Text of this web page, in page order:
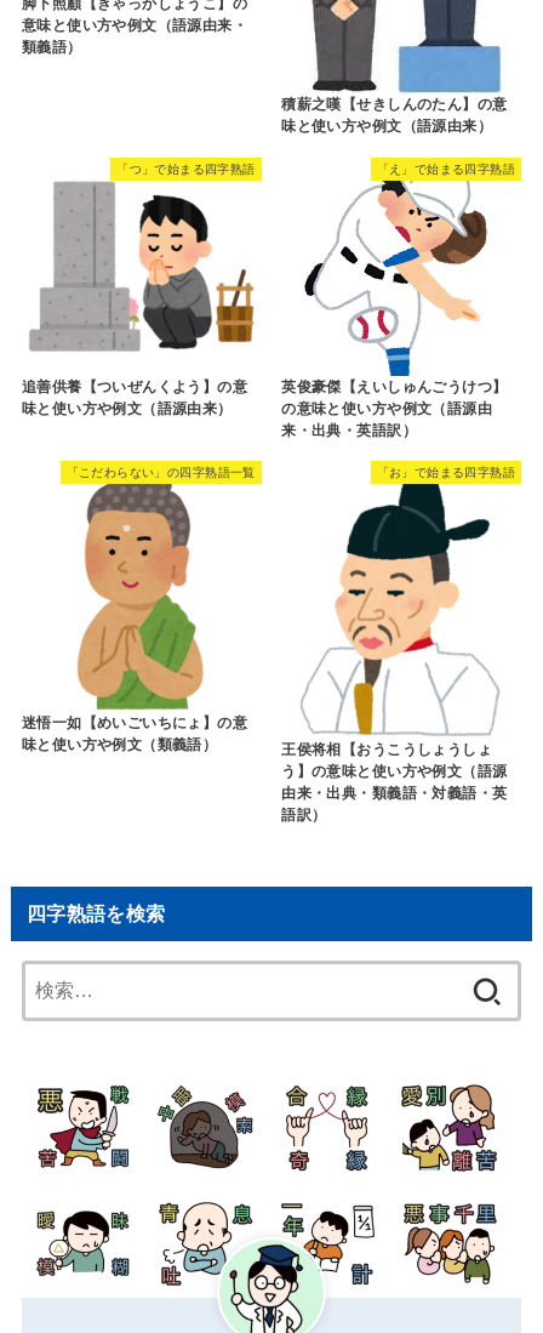
脚下照顧【きゃっかしょうこ】の
意味と使い方や例文（語源由来・
類義語）
積薪之嘆【せきしんのたん】の意
味と使い方や例文（語源由来）
「つ」で始まる四字熟語
追善供養【ついぜんくよう】の意
味と使い方や例文（語源由来）
「え」で始まる四字熟語
英俊豪傑【えいしゅんごうけつ】
の意味と使い方や例文（語源由
来・出典・英語訳）
「こだわらない」の四字熟語一覧
迷悟一如【めいごいちにょ】の意
味と使い方や例文（類義語）
「お」で始まる四字熟語
王侯将相【おうこうしょうしょ
う】の意味と使い方や例文（語源
由来・出典・類義語・対義語・英
語訳）
四字熟語を検索
索: